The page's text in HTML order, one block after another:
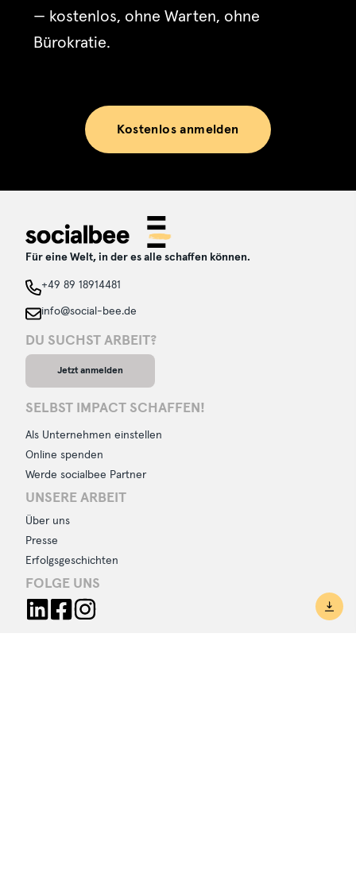
— kostenlos, ohne Warten, ohne
Bürokratie.
Kostenlos anmelden
Für eine Welt, in der es alle schaffen können.
+49 89 18914481
info@social-bee.de
DU SUCHST ARBEIT?
Jetzt anmelden
SELBST IMPACT SCHAFFEN!
Als Unternehmen einstellen
Online spenden
Werde socialbee Partner
UNSERE ARBEIT
Über uns
Presse
Erfolgsgeschichten
FOLGE UNS